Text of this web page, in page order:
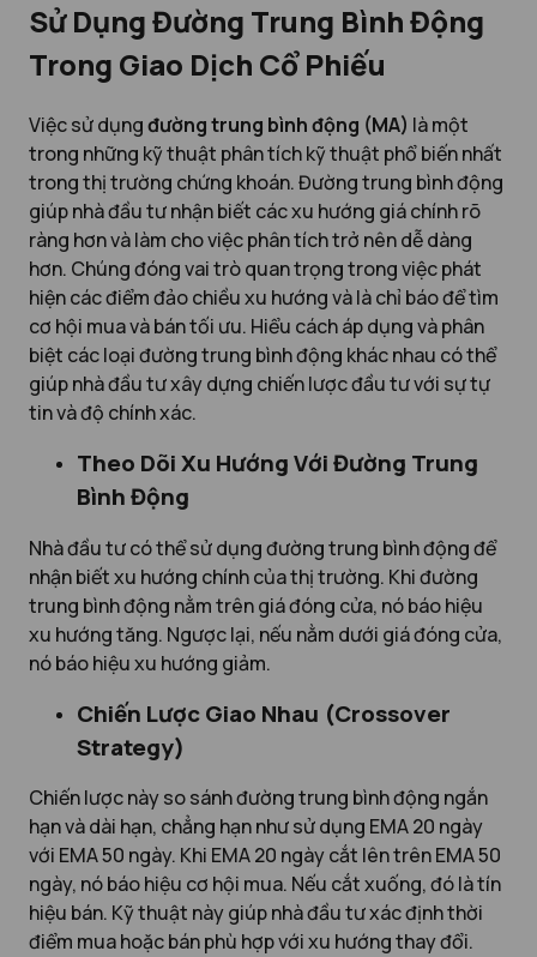
Sử Dụng Đường Trung Bình Động
Trong Giao Dịch Cổ Phiếu
Việc sử dụngđường trung bình động (MA) là một
trong những kỹ thuật phân tích kỹ thuật phổ biến nhất
trong thị trường chứng khoán. Đường trung bình động
giúp nhà đầu tư nhận biết các xu hướng giá chính rõ
ràng hơn và làm cho việc phân tích trở nên dễ dàng
hơn. Chúng đóng vai trò quan trọng trong việc phát
hiện các điểm đảo chiều xu hướng và là chỉ báo để tìm
cơ hội mua và bán tối ưu. Hiểu cách áp dụng và phân
biệt các loại đường trung bình động khác nhau có thể
giúp nhà đầu tư xây dựng chiến lược đầu tư với sự tự
tin và độ chính xác.
Theo Dõi Xu Hướng Với Đường Trung
Bình Động
Nhà đầu tư có thể sử dụng đường trung bình động để
nhận biết xu hướng chính của thị trường. Khi đường
trung bình động nằm trên giá đóng cửa, nó báo hiệu
xu hướng tăng. Ngược lại, nếu nằm dưới giá đóng cửa,
nó báo hiệu xu hướng giảm.
Chiến Lược Giao Nhau (Crossover
Strategy)
Chiến lược này so sánh đường trung bình động ngắn
hạn và dài hạn, chẳng hạn như sử dụng EMA 20 ngày
với EMA 50 ngày. Khi EMA 20 ngày cắt lên trên EMA 50
ngày, nó báo hiệu cơ hội mua. Nếu cắt xuống, đó là tín
hiệu bán. Kỹ thuật này giúp nhà đầu tư xác định thời
điểm mua hoặc bán phù hợp với xu hướng thay đổi.